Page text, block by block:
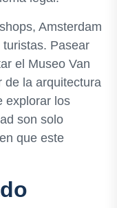
Amsterdam
Pasear
el Museo Van
de la arquitectura
explorar los
son solo
que este